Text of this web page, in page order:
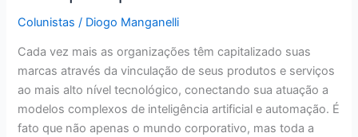
Colunistas / Diogo Manganelli
Cada vez mais as organizações têm capitalizado suas
marcas através da vinculação de seus produtos e serviços
ao mais alto nível tecnológico, conectando sua atuação a
modelos complexos de inteligência artificial e automação. É
fato que não apenas o mundo corporativo, mas toda a